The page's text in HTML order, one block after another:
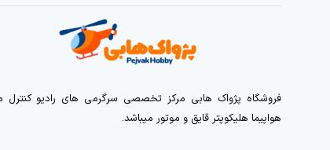
فروشگاه پژواک هابی مرکز تخصصی سرگرمی های رادیو کنترل
هواپیما هلیکوپتر قایق و موتور میباشد.